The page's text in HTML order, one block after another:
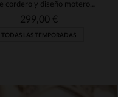
Piel de cordero y diseño motero clásico, ideal para tallas grandes.
299,00 €
TODAS LAS TEMPORADAS